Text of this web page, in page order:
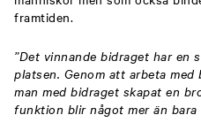
framtiden.
”Det vinnande bidraget har en
platsen. Genom att arbeta
man med bidraget skapat en
funktion blir något mer än bara